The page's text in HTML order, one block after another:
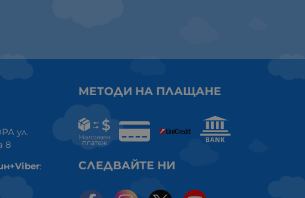
ул.
8
:
МЕТОДИ НА ПЛАЩАНЕ
СЛЕДВАЙТЕ НИ